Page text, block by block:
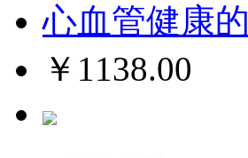
心血管健康
￥1138.00